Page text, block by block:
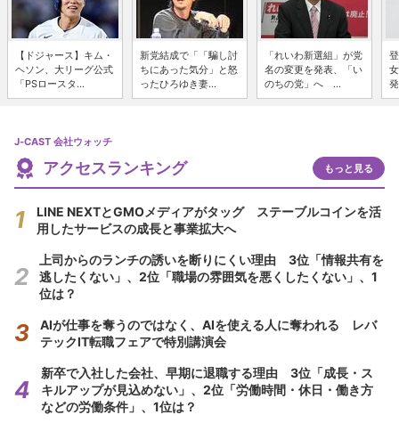
【ドジャース】キム・
ヘソン、大リーグ公式
「PSロースタ...
新党結成で「「騙し討
ちにあった気分」と怒
ったひろゆき妻...
「れいわ新選組」が党
名の変更を発表、「い
のちの党」へ ...
J-CAST 会社ウォッチ
アクセスランキング もっと見る
LINE NEXTとGMOメディアがタッグ ステーブルコインを活
用したサービスの成長と事業拡大へ
上司からのランチの誘いを断りにくい理由 3位「情報共有を
逃したくない」、2位「職場の雰囲気を悪くしたくない」、1
位は？
AIが仕事を奪うのではなく、AIを使える人に奪われる レバ
テックIT転職フェアで特別講演会
新卒で入社した会社、早期に退職する理由 3位「成長・ス
キルアップが見込めない」、2位「労働時間・休日・働き方
などの労働条件」、1位は？